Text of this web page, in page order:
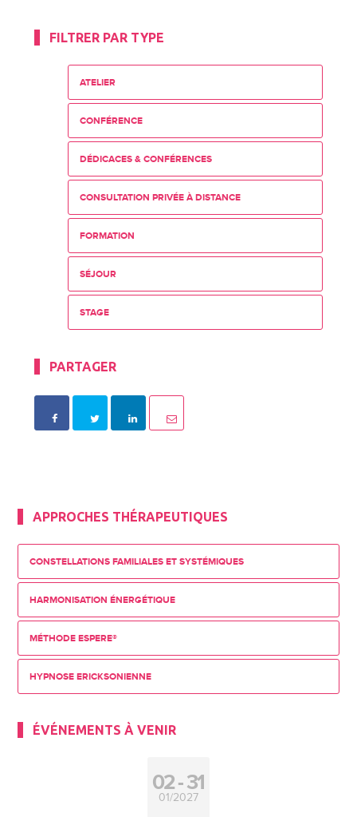
FILTRER PAR TYPE
ATELIER
CONFÉRENCE
DÉDICACES & CONFÉRENCES
CONSULTATION PRIVÉE À DISTANCE
FORMATION
SÉJOUR
STAGE
PARTAGER
APPROCHES THÉRAPEUTIQUES
CONSTELLATIONS FAMILIALES ET SYSTÉMIQUES
HARMONISATION ÉNERGÉTIQUE
MÉTHODE ESPERE®
HYPNOSE ERICKSONIENNE
ÉVÉNEMENTS À VENIR
02 31
01/2027